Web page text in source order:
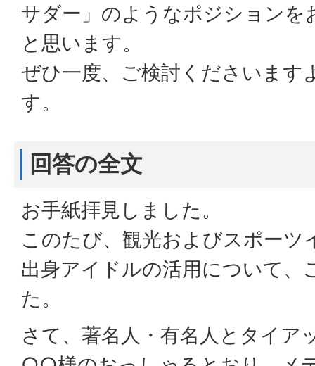
サダー」のようなポジションを
と思います。
ぜひ一度、ご検討くださいます
す。
回答の全文
お手紙拝見しました。
このたび、観光およびスポーツ
出身アイドルの活用について、
た。
さて、著名人・有名人とタイア